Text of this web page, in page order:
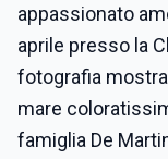
appassionato
aprile presso la
fotografia
mare
famiglia De